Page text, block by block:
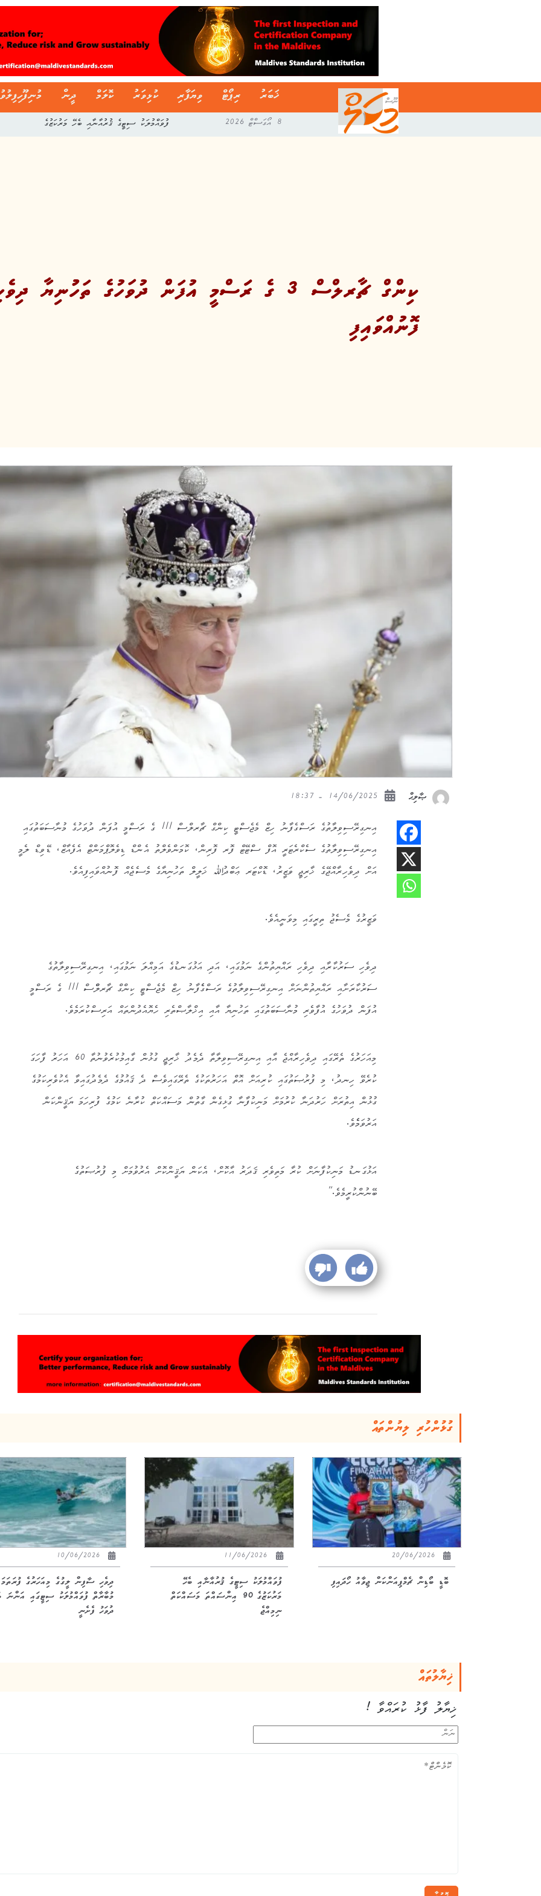
ޚަބަރު ރިޕޯޓް ވިޔަފާރި ކުޅިވަރު ކޮލަމް ދީން
8 އޯގަސްޓް 2026 ފުވައްމުލަކު ސިޓީގެ ޤުރުއާނާއި ބެހޭ މަރުކަޒުގެ
ކިންގް ޗާރލްސް 3 ގެ ރަަސްމީ އުފަން ދުވަހުގެ
ފޮނުއްވައިފި
ޞާލިޙް
އިނގިރޭސިވިލާތުގެ ރަސްގެފާނު ހިޒް މެޖެސްޓީ ކިންގް ޗާރލްސް III ގެ ރަސްމީ އުފަން ދުވަހުގެ މުނާސަބަތުގައި
އިނގިރޭސިވިލާތުގެ ސެކްރެޓަރީ އޮފް ސްޓޭޓް ފޮރ ފޮރިން، ކޮމަންވެލްތު އެންޑް ޑިވެލޮޕްމަންޓް އެފެއާޒް، ޑޭވިޑް ލެމީ
އަށް ދިވެހިރާއްޖޭގެ ޚާރިޖީ ވަޒީރު، ޑޮކްޓަރ ޢަބްދުﷲ ޚަލީލް ތަހުނިޔާގެ މެސެޖެއް ފޮނުއްވައިފިއެވެ.
ވަޒީރުގެ މެސެޖު ތިރީގައި މިވަނީއެވެ.
ދިވެހި ސަރުކާރާއި ދިވެހި ރައްޔިތުންގެ ނަމުގައި، އަދި އަޅުގަނޑުގެ އަމިއްލަ ނަމުގައި، އިނގިރޭސިވިލާތުގެ
ސަރުކާރަށާއި ރައްޔިތުންނަށް އިނގިރޭސިވިލާތުގެ ރަސްގެެފާނު ހިޒް މެޖެސްޓީ ކިންގް ޗާރލްްސް III ގެ ރަސްމީ
އުފަން ދުވަހުގެ އުފާވެރި މުނާސަބަތުގައި ތަހުނިޔާ އާއި އިޚްލާޞްތެރި ހެޔޮއެދުންތައް އަރިސްކުރަމެވެ.
މިއަހަރުގެ ތެރޭގައި ދިވެހިރާއްޖެ އާއި އިނގިރޭސިވިލާތާ ދެމެދު ޚާރިޖީ ގުޅުން ގާއިމުކުރެވުނުތާ 60 އަހަރު ފާހަގަ
ކުރެވޭ ހިނދު، މި ފުރުޞަތުގައި ކުރިއަށް އޮތް އަހަރުތަކުގެ ތެރޭގައިވެސް ދެ ޤައުމުގެ ދެމެދުގައިވާ އެކުވެރިކަމުގެ
ގުޅުން އިތުރަށް ހަރުދަނާ ކުރުމަށް މަނިކުފާނާ ގުޅިގެން ގާތުން މަސައްކަތް ކުރާނެ ކަމުގެ ފުރިހަމަ ޔަޤީންކަން
އަރުވަމެެވެ.
‏‎‏އަޅުގަނޑު މަނިކުފާނަށް ކުރާ މަތިވެރި ޤަދަރު އާކޮށް، އެކަން ޔަޤީންކޮށް އެރުވުމަށް މި ފުރުޞަތުގެ
ބޭނުންކުރީމެވެ.”
ގުޅުންހުރި ލިޔުންތައް
20/06/2026
ބޮޑީ ބޯޑިން ޗެމްޕިއަންކަން ޖިވާއު ހޯދައިފި
ފުވައްމުލަކު ސިޓީގެ ޤުރުއާނާއި ބެހޭ
މަރުކަޒުގެ 90 އިންސައްތަ މަސައްކަތް
ނިމިއްޖެ
10/06/2026
ދިވެހި ސާފިން ލީގުގެ މިއަހަރުގެ ފުރަތަމަ
މުބާރާތް ފުވައްމުލަކު ސިޓީގައި އަންނަ
ދުވަހު ފެށެނީ
ޚިޔާލުތައް
ޚިޔާލު ފާޅު ކުރައްވާ !